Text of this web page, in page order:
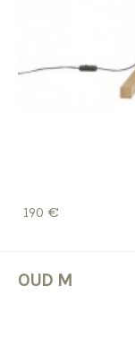
190 €
OUD M